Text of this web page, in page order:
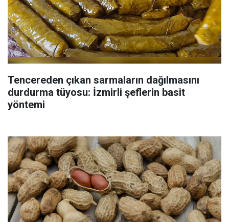
Tencereden çıkan sarmaların dağılmasını
durdurma tüyosu: İzmirli şeflerin basit
yöntemi